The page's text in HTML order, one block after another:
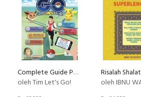
Complete Guide Pokemon Go [UNOFFICIAL VERSION]
oleh Tim Let's Go!
oleh IBNU